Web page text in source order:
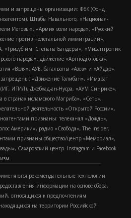
и запрещены организации: ФБК (Фонд
Штабы Навального, «Национал-
Иеговы», «Армия воли народа», «Русский
против нелегальной иммиграции»,
«Тризуб им. Степана Бандеры», «Мизантропик
народа», движение «Артподготовка»,
«Воля», АУЕ, батальоны «Азов» и «Айдар».
«Движение Талибан», «Имарат
(ИГ, ИГИЛ), Джебхад-ан-Нусра, «АУМ Синрике»,
странах исламского Магриба», «Сеть»,
деятельность «Открытой России»,
признаны: телеканал «Дождь»,
Америки», радио «Свобода», The Insider,
признаны общество/центр «Мемориал»,
Сахаровский центр. Instagram и Facebook
рекомендательные технологии
информации на основе сбора,
относящихся к предпочтениям
на территории Российской